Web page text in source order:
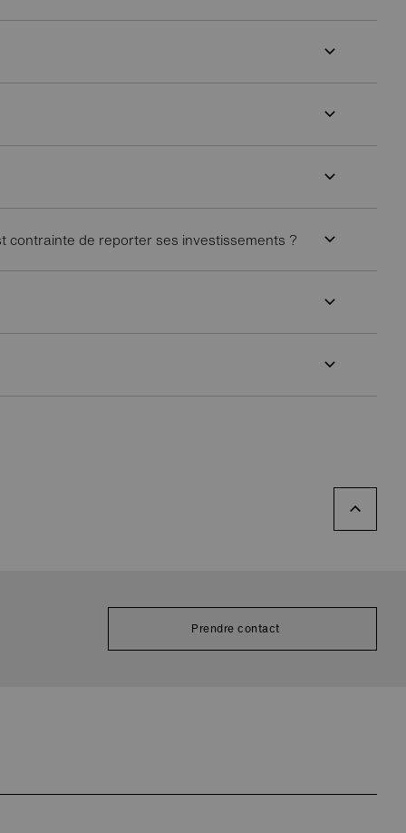
contrainte de reporter ses investissements ?
Prendre contact